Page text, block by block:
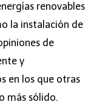
renovables
la instalación de
de
y
en los que otras
más sólido.